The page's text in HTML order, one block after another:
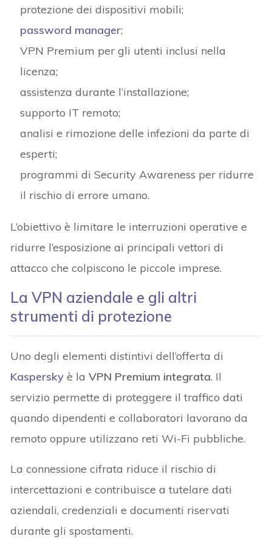
protezione dei dispositivi mobili;
password manager;
VPN Premium per gli utenti inclusi nella
licenza;
assistenza durante l’installazione;
supporto IT remoto;
analisi e rimozione delle infezioni da parte di
esperti;
programmi di Security Awareness per ridurre
il rischio di errore umano.
L’obiettivo è limitare le interruzioni operative e
ridurre l’esposizione ai principali vettori di
attacco che colpiscono le piccole imprese.
La VPN aziendale e gli altri
strumenti di protezione
Uno degli elementi distintivi dell’offerta di
Kaspersky è laVPN Premium integrata. Il
servizio permette di proteggere il traffico dati
quando dipendenti e collaboratori lavorano da
remoto oppure utilizzano reti Wi-Fi pubbliche.
La connessione cifrata riduce il rischio di
intercettazioni e contribuisce a tutelare dati
aziendali, credenziali e documenti riservati
durante gli spostamenti.